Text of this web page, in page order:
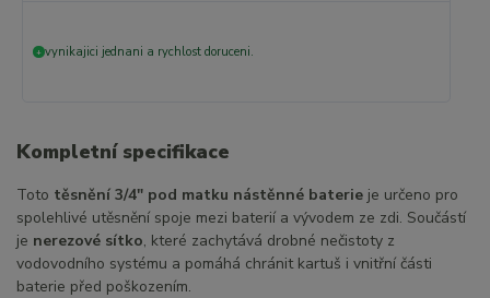
+ vynikajici jednani a rychlost doruceni.
Kompletní specifikace
Toto těsnění 3/4″ pod matku nástěnné baterie je určeno pro
spolehlivé utěsnění spoje mezi baterií a vývodem ze zdi. Součástí
je nerezové sítko, které zachytává drobné nečistoty z
vodovodního systému a pomáhá chránit kartuš i vnitřní části
baterie před poškozením.